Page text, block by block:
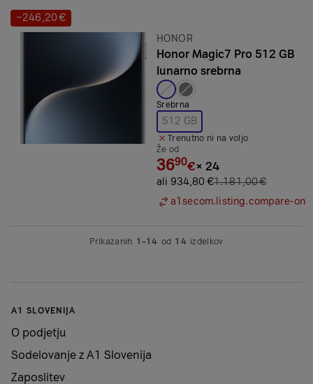
Prihranek:
−246,20 €
Znamka:
HONOR
Honor Magic7 Pro 512 GB
lunarno srebrna
Izbrana barva:
Srebrna
512 GB
Trenutno ni na voljo
Že od
3690€× 24
ali 934,80 €1.181,00 €
a1secom.listing.compare-on
Prikazanih 1–14 od 14 izdelkov
A1 SLOVENIJA
O podjetju
Sodelovanje z A1 Slovenija
Zaposlitev